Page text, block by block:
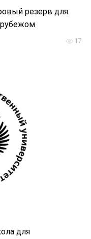
по
RUSISTICA в
в юридических
в Малаге
резерв для
рубежом
17
для